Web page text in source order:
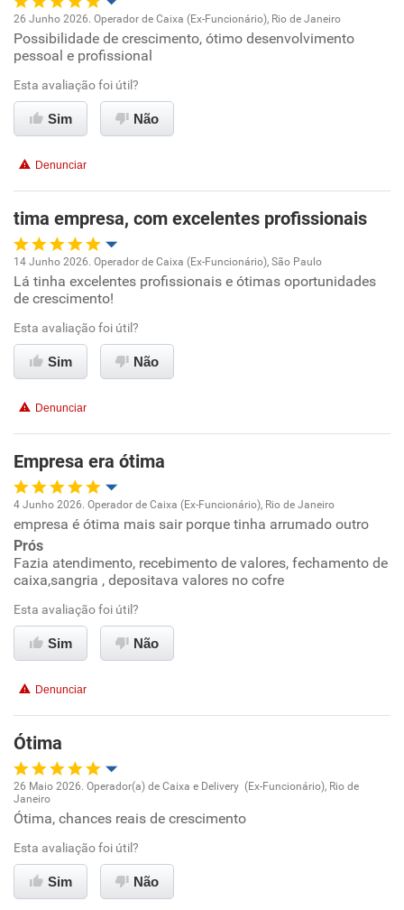
Conciliação com a vida familiar
Recomenda esta empresa
Oportunidade de promoção
Ambiente de trabalho
Conciliação com a vida familiar
Recomenda esta empresa
Recomenda a diretoria
26 Junho 2026. Operador de Caixa (Ex-Funcionário), Rio de Janeiro
Possibilidade de crescimento, ótimo desenvolvimento
pessoal e profissional
Esta avaliação foi útil?
Sim Não
Denunciar
tima empresa, com excelentes profissionais
Oportunidade de promoção
Ambiente de trabalho
Conciliação com a vida familiar
Recomenda esta empresa
14 Junho 2026. Operador de Caixa (Ex-Funcionário), São Paulo
Lá tinha excelentes profissionais e ótimas oportunidades
de crescimento!
Esta avaliação foi útil?
Sim Não
Denunciar
Empresa era ótima
Oportunidade de promoção
Ambiente de trabalho
Conciliação com a vida familiar
Benefícios
4 Junho 2026. Operador de Caixa (Ex-Funcionário), Rio de Janeiro
empresa é ótima mais sair porque tinha arrumado outro
Prós
Fazia atendimento, recebimento de valores, fechamento de
caixa,sangria , depositava valores no cofre
Esta avaliação foi útil?
Sim Não
Denunciar
Ótima
Oportunidade de promoção
Ambiente de trabalho
Conciliação com a vida familiar
26 Maio 2026. Operador(a) de Caixa e Delivery (Ex-Funcionário), Rio de
Janeiro
Ótima, chances reais de crescimento
Esta avaliação foi útil?
Sim Não